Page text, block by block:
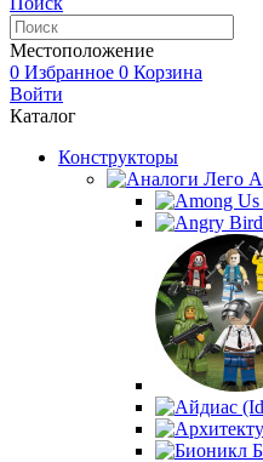
Местоположение
0 Избранное 0 Корзина
Войти
Каталог
Конструкторы